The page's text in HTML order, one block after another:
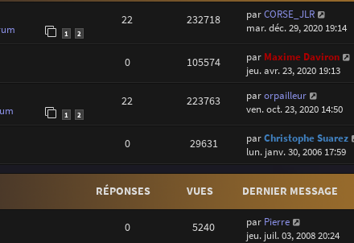
1 2
22 232718 parCORSE_JLR
mar. déc. 29, 2020 19:14
0 105574 par Maxime Daviron
jeu. avr. 23, 2020 19:13
1 2
22 223763 parorpailleur
ven. oct. 23, 2020 14:50
0 29631 parChristophe Suarez
lun. janv. 30, 2006 17:59
RÉPONSES VUES DERNIER MESSAGE
0 5240 par Pierre
jeu. juil. 03, 2008 20:24